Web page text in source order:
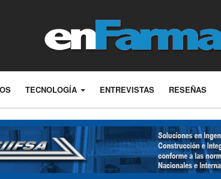
TECNOLOGÍA ENTREVISTAS RESEÑAS